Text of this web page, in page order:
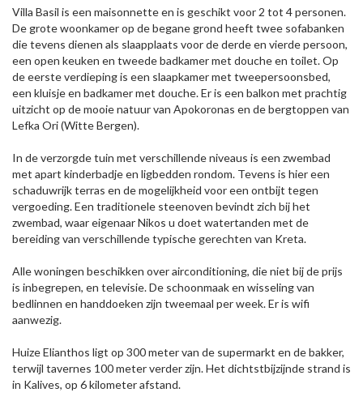
Villa Basil is een maisonnette en is geschikt voor 2 tot 4 personen.
De grote woonkamer op de begane grond heeft twee sofabanken
die tevens dienen als slaapplaats voor de derde en vierde persoon,
een open keuken en tweede badkamer met douche en toilet. Op
de eerste verdieping is een slaapkamer met tweepersoonsbed,
een kluisje en badkamer met douche. Er is een balkon met prachtig
uitzicht op de mooie natuur van Apokoronas en de bergtoppen van
Lefka Ori (Witte Bergen).
In de verzorgde tuin met verschillende niveaus is een zwembad
met apart kinderbadje en ligbedden rondom. Tevens is hier een
schaduwrijk terras en de mogelijkheid voor een ontbijt tegen
vergoeding. Een traditionele steenoven bevindt zich bij het
zwembad, waar eigenaar Nikos u doet watertanden met de
bereiding van verschillende typische gerechten van Kreta.
Alle woningen beschikken over airconditioning, die niet bij de prijs
is inbegrepen, en televisie. De schoonmaak en wisseling van
bedlinnen en handdoeken zijn tweemaal per week. Er is wifi
aanwezig.
Huize Elianthos ligt op 300 meter van de supermarkt en de bakker,
terwijl tavernes 100 meter verder zijn. Het dichtstbijzijnde strand is
in Kalives, op 6 kilometer afstand.